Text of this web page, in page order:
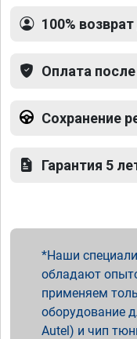
100%
Оплата
Сохранение
Гарантия 5
Наши
обладают
применяем
оборудование
Autel) и чип